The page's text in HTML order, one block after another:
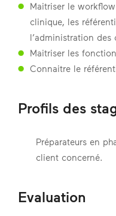
Maitriser le
clinique, les
l’administration des
Maitriser les
Connaitre le
Profils des
Préparateurs en
client concerné.
Evaluation